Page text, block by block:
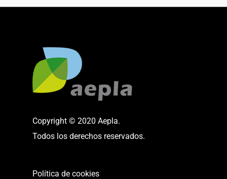
Copyright © 2020 Aepla.
Todos los derechos reservados.
Política de cookies